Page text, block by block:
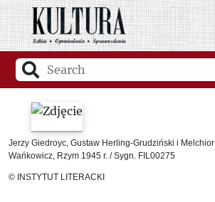
Jerzy Giedroyc, Gustaw Herling-Grudziński i Melchior
Wańkowicz, Rzym 1945 r. / Sygn. FIL00275
© INSTYTUT LITERACKI